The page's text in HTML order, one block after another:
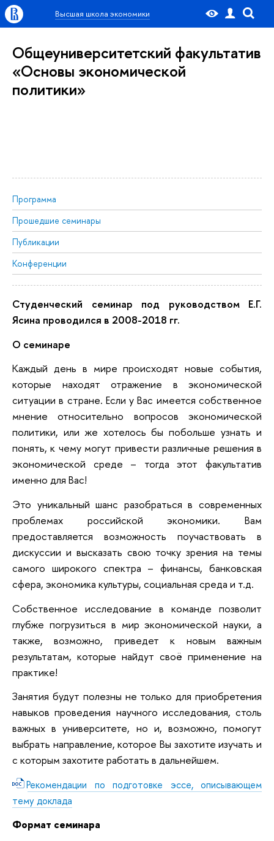
Высшая школа экономики
Общеуниверситетский факультатив
«Основы экономической
политики»
Программа
Прошедшие семинары
Публикации
Конференции
Студенческий семинар под руководством Е.Г.
Ясина проводился в 2008-2018 гг.
О семинаре
Каждый день в мире происходят новые события,
которые находят отражение в экономической
ситуации в стране. Если у Вас имеется собственное
мнение относительно вопросов экономической
политики, или же хотелось бы побольше узнать и
понять, к чему могут привести различные решения в
экономической среде – тогда этот факультатив
именно для Вас!
Это уникальный шанс разобраться в современных
проблемах российской экономики. Вам
предоставляется возможность поучаствовать в
дискуссии и высказать свою точку зрения на темы
самого широкого спектра – финансы, банковская
сфера, экономика культуры, социальная среда и т.д.
Собственное исследование в команде позволит
глубже погрузиться в мир экономической науки, а
также, возможно, приведет к новым важным
результатам, которые найдут своё применение на
практике!
Занятия будут полезны не только для приобретения
навыков проведения научного исследования, столь
важных в университете, но и, возможно, помогут
выбрать направление, которое Вы захотите изучать и
с которым захотите работать в дальнейшем.
Рекомендации по подготовке эссе, описывающем
тему доклада
Формат семинара